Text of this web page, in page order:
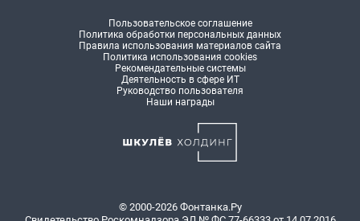
Пользовательское соглашение
Политика обработки персональных данных
Правила использования материалов сайта
Политика использования cookies
Рекомендательные системы
Деятельность в сфере ИТ
Руководство пользователя
Наши награды
© 2000-2026 Фонтанка.Ру